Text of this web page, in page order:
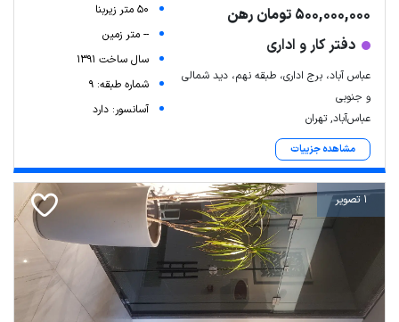
500,000,000 تومان رهن
دفتر کار و اداری
عباس آباد، برج اداری، طبقه نهم، دید شمالی
و جنوبی
عباس‌آباد, تهران
مشاهده جزییات
50 متر زیربنا
-- متر زمین
سال ساخت 1391
شماره طبقه: 9
آسانسور: دارد
1 تصویر